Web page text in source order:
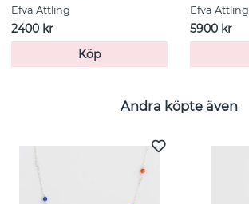
Efva Attling
2400 kr
Köp
Efva Attling
5900 kr
Andra köpte även